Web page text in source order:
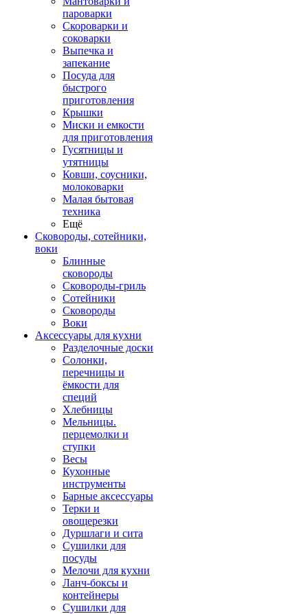
пароварки
Скороварки и
соковарки
Выпечка и
запекание
Посуда для
быстрого
приготовления
Крышки
Миски и емкости
для приготовления
Гусятницы и
утятницы
Ковши, соусники,
молоковарки
Малая бытовая
техника
Ещё
Сковороды, сотейники,
воки
Блинные
сковороды
Сковороды-гриль
Сотейники
Сковороды
Воки
Аксессуары для кухни
Разделочные доски
Солонки,
перечницы и
ёмкости для
специй
Хлебницы
Мельницы.
перцемолки и
ступки
Весы
Кухонные
инструменты
Барные аксессуары
Терки и
овощерезки
Дуршлаги и сита
Сушилки для
посуды
Мелочи для кухни
Ланч-боксы и
контейнеры
Сушилки для